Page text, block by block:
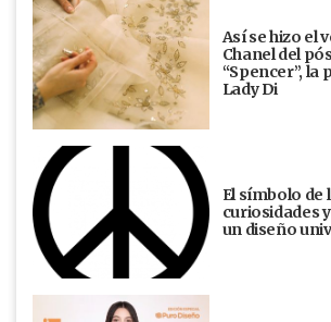
Así se hizo el
Chanel del
“Spencer”, la
Lady Di
El símbolo de
curiosidades
un diseño